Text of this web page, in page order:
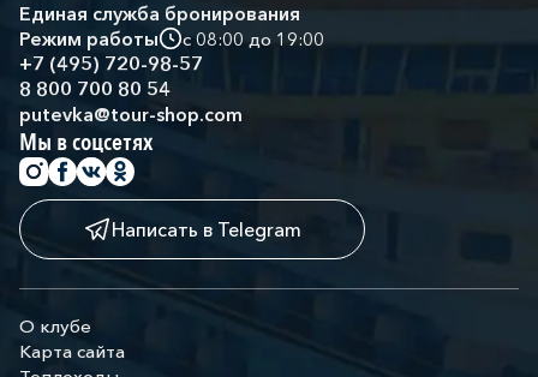
Единая служба бронирования
Режим работы
с 08:00 до 19:00
+7 (495) 720-98-57
8 800 700 80 54
putevka@tour-shop.com
Мы в соцсетях
Написать в Telegram
О клубе
Карта сайта